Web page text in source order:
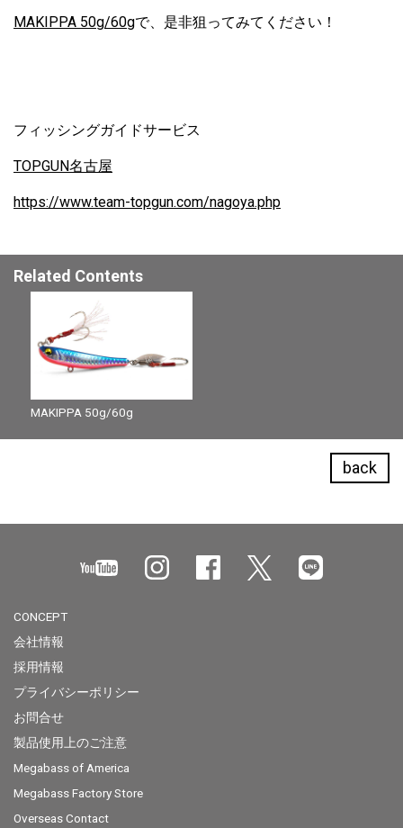
MAKIPPA 50g/60gで、是非狙ってみてください！
フィッシングガイドサービス
TOPGUN名古屋
https://www.team-topgun.com/nagoya.php
Related Contents
MAKIPPA 50g/60g
back
CONCEPT
会社情報
採用情報
プライバシーポリシー
お問合せ
製品使用上のご注意
Megabass of America
Megabass Factory Store
Overseas Contact